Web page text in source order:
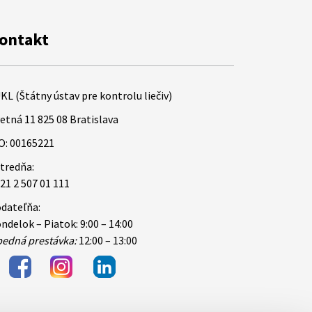
(Štátny ústav pre kontrolu liečiv)
11 825 08 Bratislava
00165221
2 507 01 111
– Piatok: 9:00 – 14:00
prestávka:12:00 – 13:00